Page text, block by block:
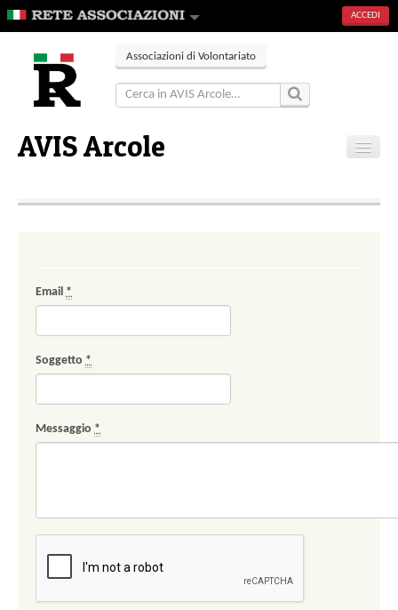
ACCEDI
Associazioni di Volontariato
AVIS Arcole
Contatti
Email *
Soggetto *
Messaggio *